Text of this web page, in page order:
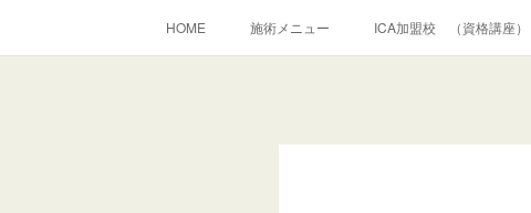
HOME 施術メニュー ICA加盟校 （資格講座）